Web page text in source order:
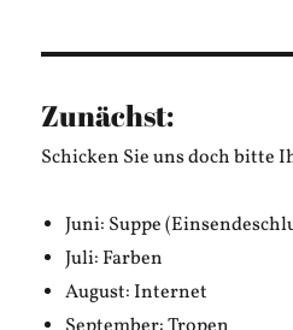
Zunächst:
Schicken Sie uns doch bitte
Juni: Suppe
Juli: Farben
August: Internet